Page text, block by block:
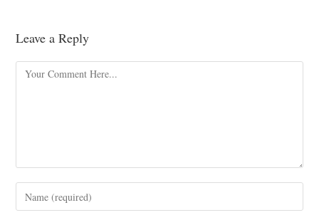
Leave a Reply